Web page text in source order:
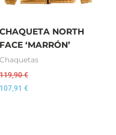
CHAQUETA NORTH
FACE ‘MARRÓN’
Chaquetas
119,90€
107,91 €